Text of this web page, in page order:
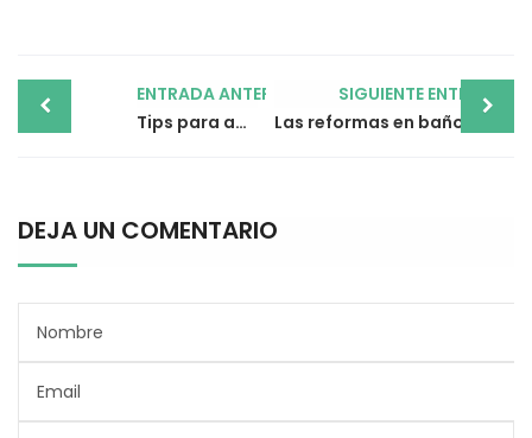
navigation
ENTRADA ANTERIOR
Tips para aprovechar los espacios en cocinas pequeñas
SIGUIENTE ENTRADA
DEJA UN COMENTARIO